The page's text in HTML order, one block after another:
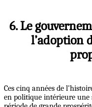
6. Le
l’adoption
Ces cinq années de
en politique intérieure une